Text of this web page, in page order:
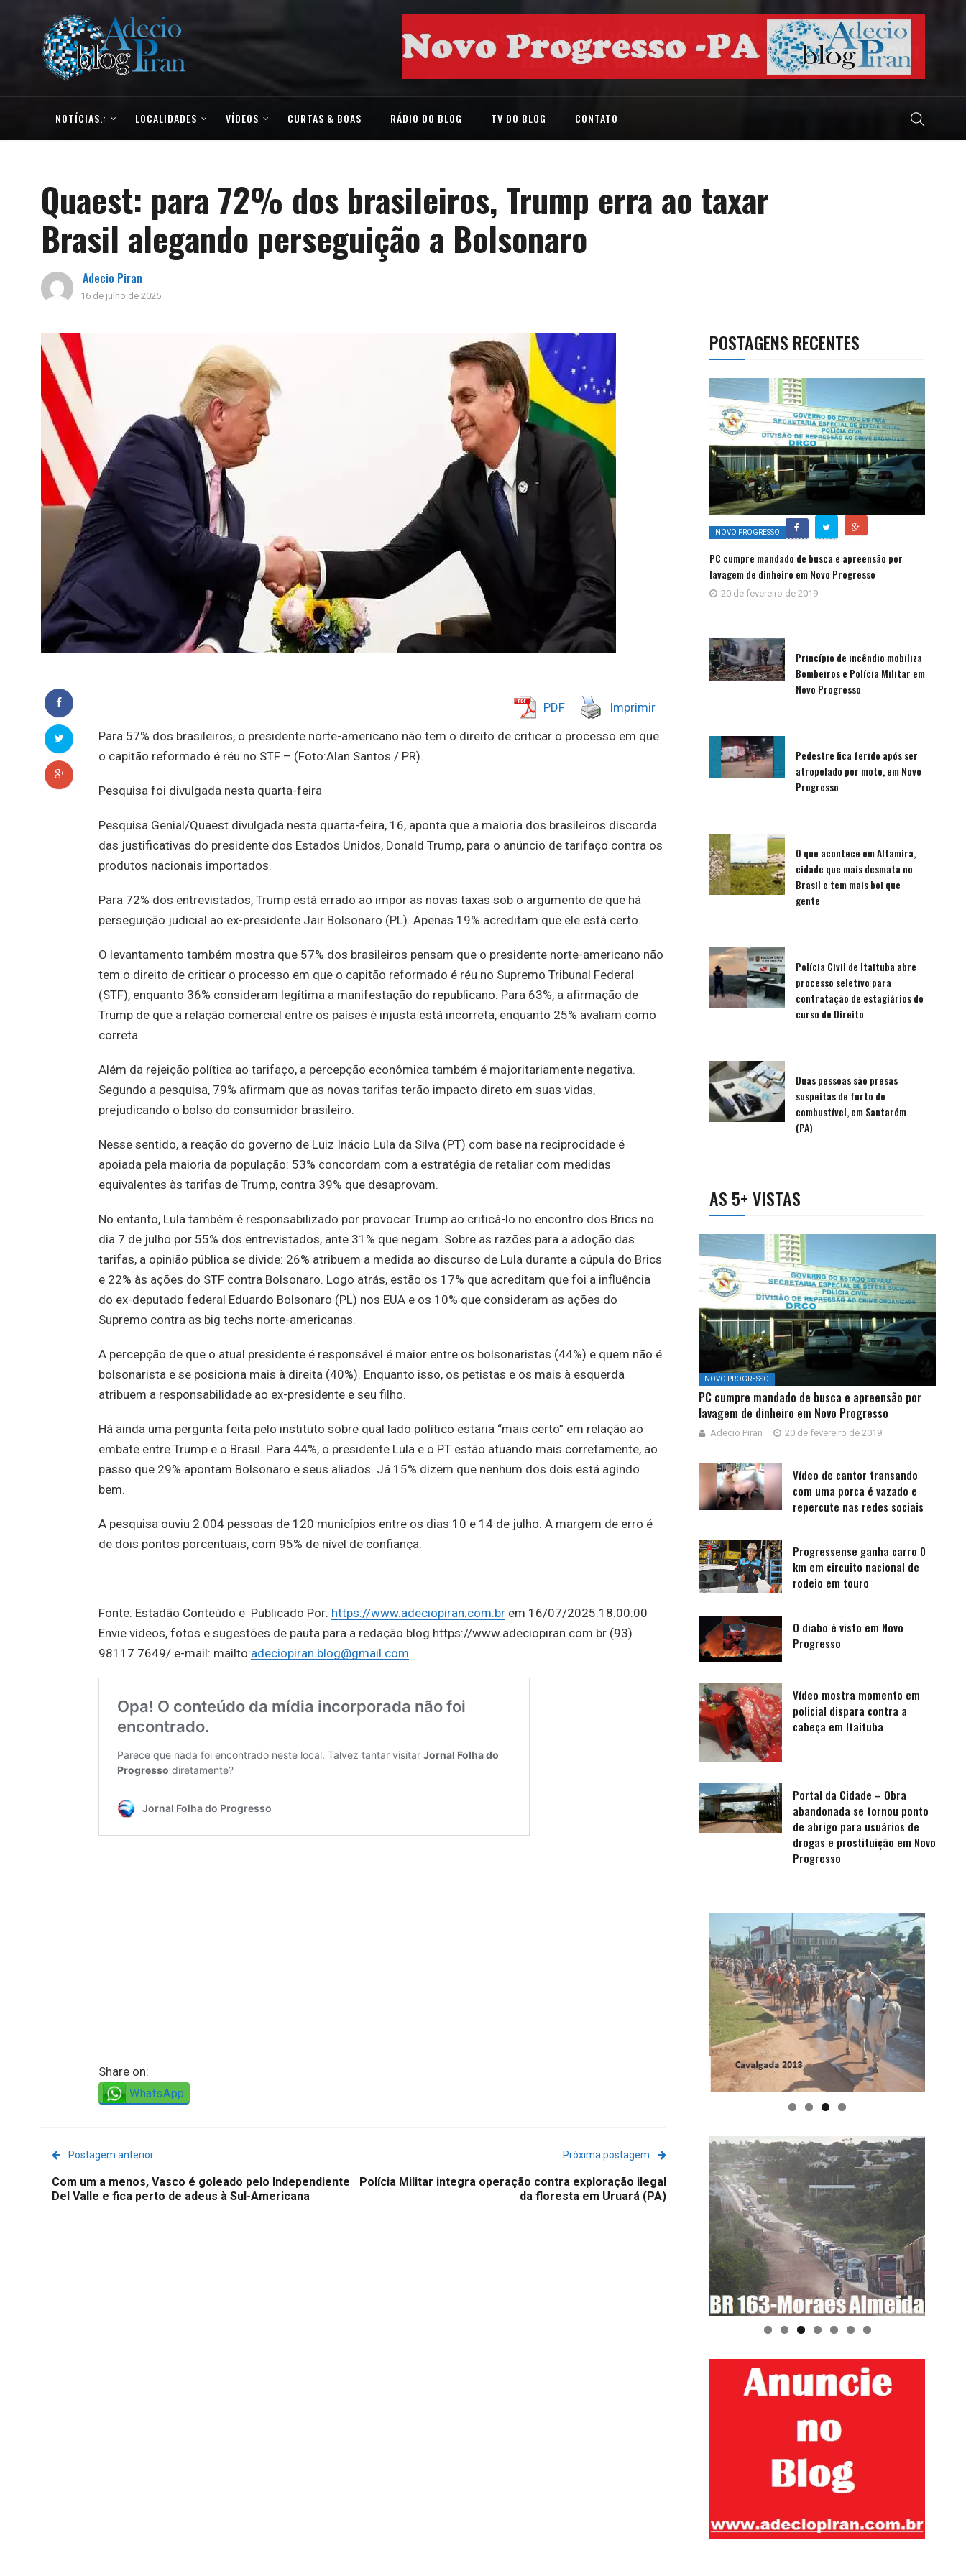
NOTÍCIAS.: LOCALIDADES VÍDEOS CURTAS & BOAS RÁDIO DO BLOG TV DO BLOG CONTATO
Quaest: para 72% dos brasileiros, Trump erra ao taxar
Brasil alegando perseguição a Bolsonaro
Adecio Piran
16 de julho de 2025
PDF Imprimir
Para 57% dos brasileiros, o presidente norte-americano não tem o direito de criticar o processo em que
o capitão reformado é réu no STF – (Foto:Alan Santos / PR).
Pesquisa foi divulgada nesta quarta-feira
Pesquisa Genial/Quaest divulgada nesta quarta-feira, 16, aponta que a maioria dos brasileiros discorda
das justificativas do presidente dos Estados Unidos, Donald Trump, para o anúncio de tarifaço contra os
produtos nacionais importados.
Para 72% dos entrevistados, Trump está errado ao impor as novas taxas sob o argumento de que há
perseguição judicial ao ex-presidente Jair Bolsonaro (PL). Apenas 19% acreditam que ele está certo.
O levantamento também mostra que 57% dos brasileiros pensam que o presidente norte-americano não
tem o direito de criticar o processo em que o capitão reformado é réu no Supremo Tribunal Federal
(STF), enquanto 36% consideram legítima a manifestação do republicano. Para 63%, a afirmação de
Trump de que a relação comercial entre os países é injusta está incorreta, enquanto 25% avaliam como
correta.
Além da rejeição política ao tarifaço, a percepção econômica também é majoritariamente negativa.
Segundo a pesquisa, 79% afirmam que as novas tarifas terão impacto direto em suas vidas,
prejudicando o bolso do consumidor brasileiro.
Nesse sentido, a reação do governo de Luiz Inácio Lula da Silva (PT) com base na reciprocidade é
apoiada pela maioria da população: 53% concordam com a estratégia de retaliar com medidas
equivalentes às tarifas de Trump, contra 39% que desaprovam.
No entanto, Lula também é responsabilizado por provocar Trump ao criticá-lo no encontro dos Brics no
dia 7 de julho por 55% dos entrevistados, ante 31% que negam. Sobre as razões para a adoção das
tarifas, a opinião pública se divide: 26% atribuem a medida ao discurso de Lula durante a cúpula do Brics
e 22% às ações do STF contra Bolsonaro. Logo atrás, estão os 17% que acreditam que foi a influência
do ex-deputado federal Eduardo Bolsonaro (PL) nos EUA e os 10% que consideram as ações do
Supremo contra as big techs norte-americanas.
A percepção de que o atual presidente é responsável é maior entre os bolsonaristas (44%) e quem não é
bolsonarista e se posiciona mais à direita (40%). Enquanto isso, os petistas e os mais à esquerda
atribuem a responsabilidade ao ex-presidente e seu filho.
Há ainda uma pergunta feita pelo instituto sobre qual lado político estaria “mais certo” em relação ao
embate entre Trump e o Brasil. Para 44%, o presidente Lula e o PT estão atuando mais corretamente, ao
passo que 29% apontam Bolsonaro e seus aliados. Já 15% dizem que nenhum dos dois está agindo
bem.
A pesquisa ouviu 2.004 pessoas de 120 municípios entre os dias 10 e 14 de julho. A margem de erro é
de dois pontos porcentuais, com 95% de nível de confiança.
Fonte: Estadão Conteúdo e Publicado Por: https://www.adeciopiran.com.br em 16/07/2025:18:00:00
Envie vídeos, fotos e sugestões de pauta para a redação blog https://www.adeciopiran.com.br (93)
98117 7649/ e-mail: mailto:adeciopiran.blog@gmail.com
Share on:
WhatsApp
Postagem anterior
Com um a menos, Vasco é goleado pelo Independiente
Del Valle e fica perto de adeus à Sul-Americana
Próxima postagem
Polícia Militar integra operação contra exploração ilegal
da floresta em Uruará (PA)
POSTAGENS RECENTES
NOVO PROGRESSO
PC cumpre mandado de busca e apreensão por
lavagem de dinheiro em Novo Progresso
20 de fevereiro de 2019
Princípio de incêndio mobiliza
Bombeiros e Polícia Militar em
Novo Progresso
Pedestre fica ferido após ser
atropelado por moto, em Novo
Progresso
O que acontece em Altamira,
cidade que mais desmata no
Brasil e tem mais boi que
gente
Polícia Civil de Itaituba abre
processo seletivo para
contratação de estagiários do
curso de Direito
Duas pessoas são presas
suspeitas de furto de
combustível, em Santarém
(PA)
AS 5+ VISTAS
NOVO PROGRESSO
PC cumpre mandado de busca e apreensão por
lavagem de dinheiro em Novo Progresso
Adecio Piran 20 de fevereiro de 2019
Vídeo de cantor transando
com uma porca é vazado e
repercute nas redes sociais
Progressense ganha carro 0
km em circuito nacional de
rodeio em touro
O diabo é visto em Novo
Progresso
Vídeo mostra momento em
policial dispara contra a
cabeça em Itaituba
Portal da Cidade – Obra
abandonada se tornou ponto
de abrigo para usuários de
drogas e prostituição em Novo
Progresso